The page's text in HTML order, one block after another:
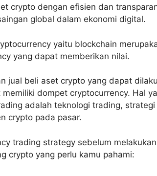
crypto dengan efisien dan
global dalam ekonomi digital.
yaitu blockchain
yang dapat memberikan nilai.
jual beli aset crypto yang dapat
dompet cryptocurrency. Hal
adalah teknologi trading, strategi
crypto pada pasar.
trading strategy sebelum melakukan
crypto yang perlu kamu pahami: